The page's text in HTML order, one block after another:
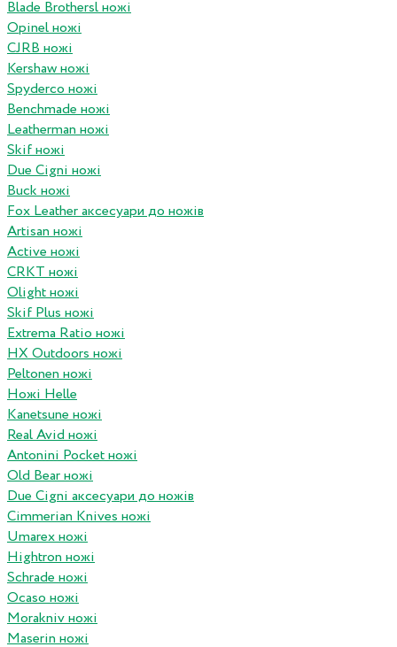
Blade Brothersl ножі
Opinel ножі
CJRB ножі
Kershaw ножі
Spyderco ножі
Benchmade ножі
Leatherman ножі
Skif ножі
Due Cigni ножі
Buck ножі
Fox Leather аксесуари до ножів
Artisan ножі
Active ножі
CRKT ножі
Olight ножі
Skif Plus ножі
Extrema Ratio ножі
HX Outdoors ножі
Peltonen ножі
Ножі Helle
Kanetsune ножі
Real Avid ножі
Antonini Pocket ножі
Old Bear ножі
Due Cigni аксесуари до ножів
Cimmerian Knives ножі
Umarex ножі
Hightron ножі
Schrade ножі
Ocaso ножі
Morakniv ножі
Maserin ножі